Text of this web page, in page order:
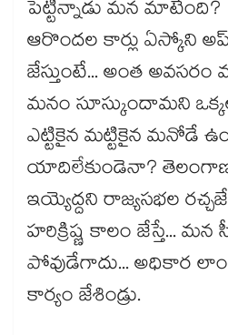
పెట్టిన్నాడు మన మాటేంది?
ఆరొందల కార్లు ఏస్కోని
జేస్తుంటే... అంత
మనం సూస్కుందామని
ఎట్టికైన మట్టికైన మనోడే
యాదిలేకుండెనా?
ఇయ్యెద్దని రాజ్యసభల
హరిక్రిష్ణ కాలం జేస్తే... మన
పోవుడేగాదు... అధికార
కార్యం జేశిండ్రు.